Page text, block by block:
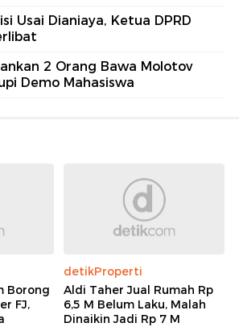
Usai Dianiaya, Ketua DPRD
2 Orang Bawa Molotov
Demo Mahasiswa
Borong
FJ,
detikProperti
Aldi Taher Jual Rumah Rp
6,5 M Belum Laku, Malah
Dinaikin Jadi Rp 7 M